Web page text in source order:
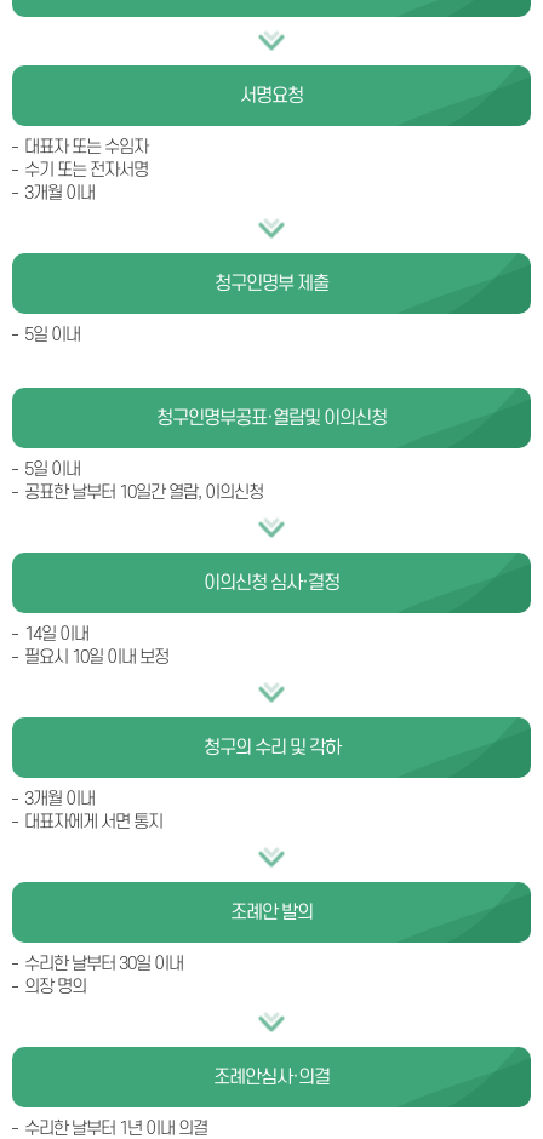
서명요청
대표자 또는 수임자
수기 또는 전자서명
3개월 이내
청구인명부 제출
5일 이내
청구인명부공표·열람및 이의신청
5일 이내
공표한 날부터 10일간 열람, 이의신청
이의신청 심사·결정
14일 이내
필요시 10일 이내 보정
청구의 수리 및 각하
3개월 이내
대표자에게 서면 통지
조례안 발의
수리한 날부터 30일 이내
의장 명의
조례안심사·의결
수리한 날부터 1년 이내 의결